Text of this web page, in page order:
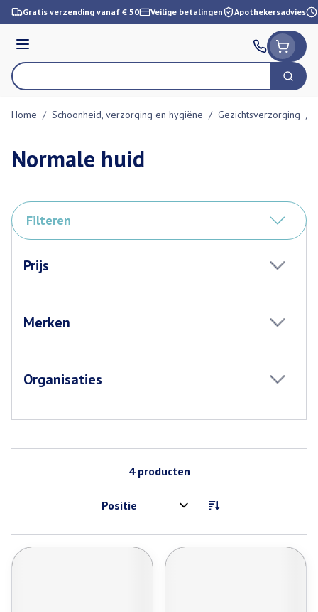
Ga naar de inhoud
Gratis verzending vanaf € 50 Veilige betalingen Apothekersadvies
Menu
Product, merk, categorie... Zoek
Home / Schoonheid, verzorging en hygiëne / Gezichtsverzorging /
Normale huid
Filteren
Prijs
Merken
Organisaties
4producten
Sorteer op: